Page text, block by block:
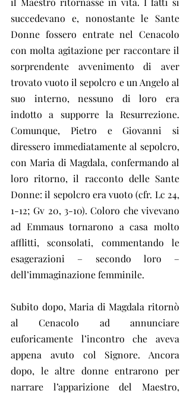
succedevano e, nonostante le Sante
Donne fossero entrate nel Cenacolo
con molta agitazione per raccontare il
sorprendente avvenimento di aver
trovato vuoto il sepolcro e un Angelo al
suo interno, nessuno di loro era
indotto a supporre la Resurrezione.
Comunque, Pietro e Giovanni si
diressero immediatamente al sepolcro,
con Maria di Magdala, confermando al
loro ritorno, il racconto delle Sante
Donne: il sepolcro era vuoto (cfr. Lc 24,
1-12; Gv 20, 3-10). Coloro che vivevano
ad Emmaus tornarono a casa molto
afflitti, sconsolati, commentando le
esagerazioni – secondo loro –
dell’immaginazione femminile.
Subito dopo, Maria di Magdala ritornò
al Cenacolo ad annunciare
euforicamente l’incontro che aveva
appena avuto col Signore. Ancora
dopo, le altre donne entrarono per
narrare l’apparizione del Maestro,